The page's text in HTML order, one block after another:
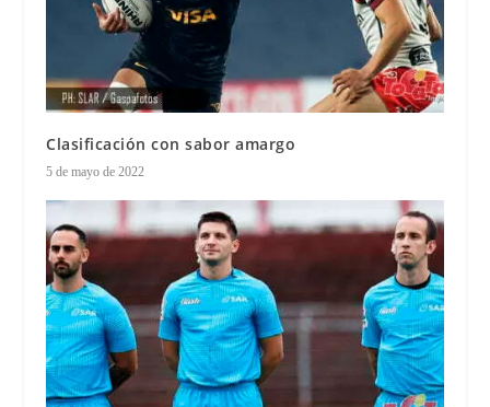
Clasificación con sabor amargo
5 de mayo de 2022